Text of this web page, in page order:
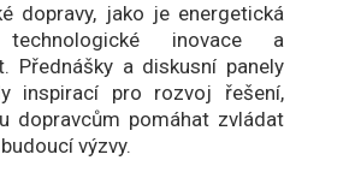
dopravy, jako je energetická
technologické inovace a
Přednášky a diskusní panely
inspirací pro rozvoj řešení,
dopravcům pomáhat zvládat
výzvy.